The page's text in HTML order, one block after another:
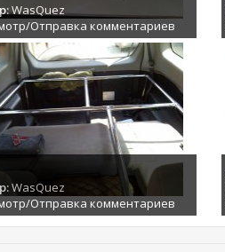
WasQuez
Отправка комментариев
WasQuez
Отправка комментариев